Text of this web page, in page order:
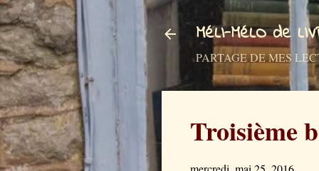
MéLI-MéLO de
PARTAGE DE MES
Troisième